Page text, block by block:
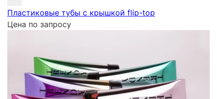
Пластиковые тубы с крышкой flip-top
Цена по запросу